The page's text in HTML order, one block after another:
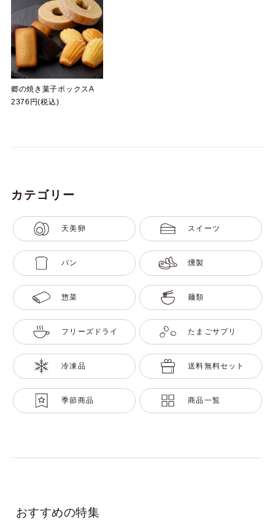
郷の焼き菓子ボックスA
2376円(税込)
カテゴリー
天美卵 スイーツ
パン 燻製
惣菜 麺類
フリーズドライ たまごサプリ
冷凍品 送料無料セット
季節商品 商品一覧
おすすめの特集